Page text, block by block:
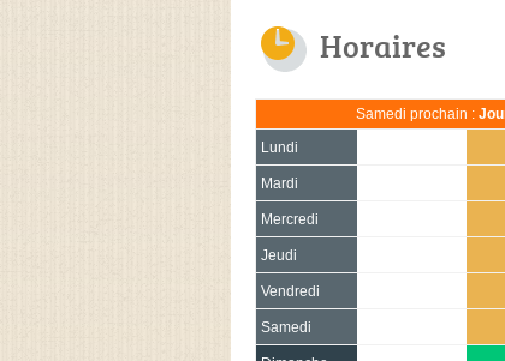
Horaires
Samedi prochain :
Lundi
Mardi
Mercredi
Jeudi
Vendredi
Samedi